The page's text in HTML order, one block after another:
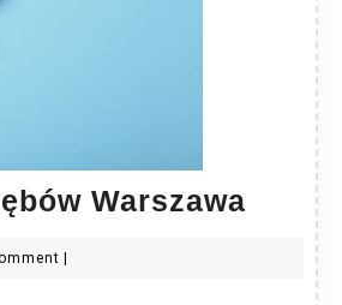
Warszawa
zębów